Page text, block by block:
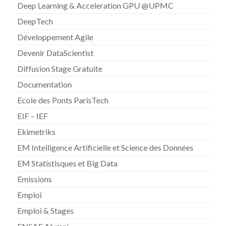
Deep Learning & Acceleration GPU @UPMC
DeepTech
Développement Agile
Devenir DataScientist
Diffusion Stage Gratuite
Documentation
Ecole des Ponts ParisTech
EIF – IEF
Ekimetriks
EM Intelligence Artificielle et Science des Données
EM Statistisques et Big Data
Emissions
Emploi
Emploi & Stages